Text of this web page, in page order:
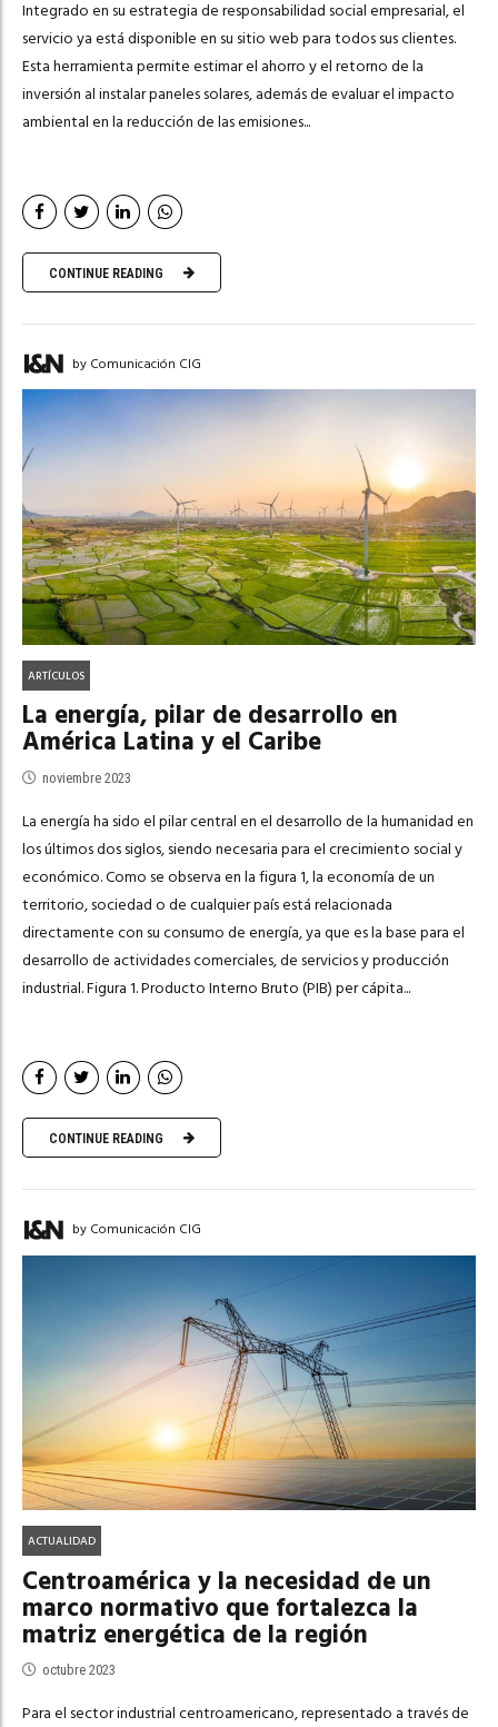
Integrado en su estrategia de responsabilidad social empresarial, el
servicio ya está disponible en su sitio web para todos sus clientes.
Esta herramienta permite estimar el ahorro y el retorno de la
inversión al instalar paneles solares, además de evaluar el impacto
ambiental en la reducción de las emisiones...
CONTINUE READING
by Comunicación CIG
ARTÍCULOS
La energía, pilar de desarrollo en
América Latina y el Caribe
noviembre 2023
La energía ha sido el pilar central en el desarrollo de la humanidad en
los últimos dos siglos, siendo necesaria para el crecimiento social y
económico. Como se observa en la figura 1, la economía de un
territorio, sociedad o de cualquier país está relacionada
directamente con su consumo de energía, ya que es la base para el
desarrollo de actividades comerciales, de servicios y producción
industrial. Figura 1. Producto Interno Bruto (PIB) per cápita...
CONTINUE READING
by Comunicación CIG
ACTUALIDAD
Centroamérica y la necesidad de un
marco normativo que fortalezca la
matriz energética de la región
octubre 2023
Para el sector industrial centroamericano, representado a través de